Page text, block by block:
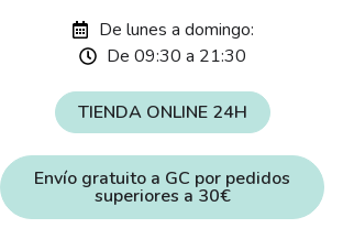
De lunes a domingo:
De 09:30 a 21:30
TIENDA ONLINE 24H
Envío gratuito a GC por pedidos
superiores a 30€